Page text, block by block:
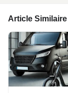
Article Similaire